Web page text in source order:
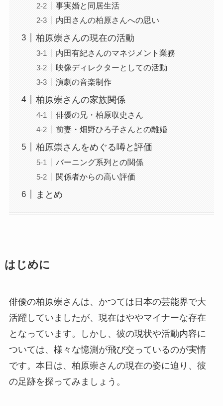
事実婚と同居生活
内田さんの柏原さんへの思い
柏原崇さんの現在の活動
内田有紀さんのマネジメント業務
映像ディレクターとしての活動
演劇の音楽制作
柏原崇さんの家族関係
俳優の兄・柏原収史さん
前妻・畑野ひろ子さんとの離婚
柏原崇さんをめぐる噂と評価
バーニング系列との関係
関係者からの高い評価
まとめ
はじめに
俳優の柏原崇さんは、かつては日本の芸能界で大
活躍していましたが、現在はややマイナーな存在
となっています。しかし、彼の現状や活動内容に
ついては、様々な憶測が飛び交っているのが実情
です。本日は、柏原崇さんの現在の姿に迫り、彼
の足跡を探ってみましょう。